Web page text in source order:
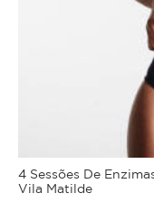
4 Sessões De
Vila Matilde